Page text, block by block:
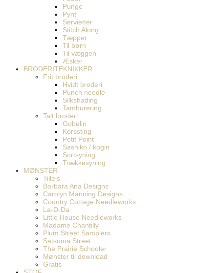
Punge
Pynt
Servietter
Stitch Along
Tæpper
Til børn
Til væggen
Æsker
BRODERITEKNIKKER
Frit broderi
Hvidt broderi
Punch needle
Silkshading
Tamburering
Talt broderi
Gobelin
Korssting
Petit Point
Sashiko / kogin
Sortsyning
Trækkesyning
MØNSTER
Tille’s
Barbara Ana Designs
Carolyn Manning Designs
Country Cottage Needleworks
La-D-Da
Little House Needleworks
Madame Chantilly
Plum Street Samplers
Satsuma Street
The Prairie Schooler
Mønster til download
Gratis